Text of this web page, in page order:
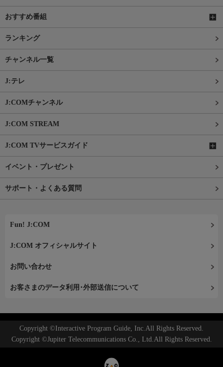
おすすめ番組
ランキング
チャンネル一覧
J:テレ
J:COMチャンネル
J:COM STREAM
J:COM TVサービスガイド
イベント・プレゼント
サポート・よくある質問
Fun! J:COM
J:COM オフィシャルサイト
お問い合わせ
お客さまのデータ利用･外部送信について
Copyright ©Interactive Program Guide, Inc.All Rights Reserved.
Copyright ©Jupiter Telecommunications Co., Ltd.All Rights Reserved.